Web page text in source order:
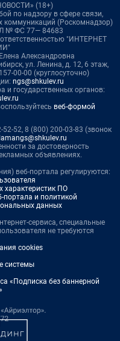
(18+)
по надзору в сфере связи,
коммуникаций (Роскомнадзор)
№ ФС 77— 84683
"ИНТЕРНЕТ
Александровна
ул. Ленина, д. 12, 6 этаж,
00-00 (круглосуточно)
ngs@shkulev.ru
и государственных органов:
веб-формой
52, 8 (800) 200-03-83 (звонок
за достоверность
объявлениях.
веб-портала регулируются:
характеристик ПО
и политикой
данных
сервиса, специальные
не требуются
cookies
системы
«Подписка без баннерной